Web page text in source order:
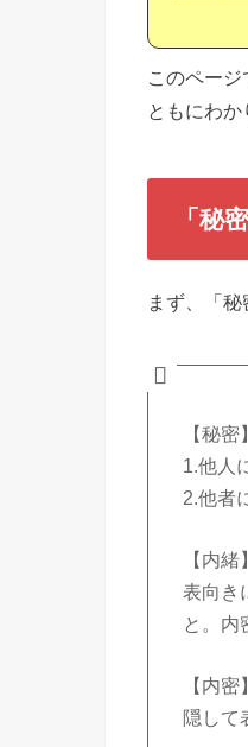
このペー
ともにわか
「秘
まず、「
【秘密】
1.他人
2.他者
【内緒】
表向き
と。内
【内密】
隠して